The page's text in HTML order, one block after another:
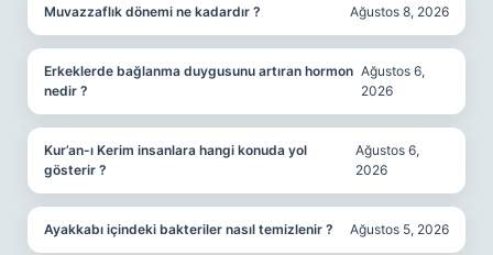
Muvazzaflık dönemi ne kadardır ? Ağustos 8, 2026
Erkeklerde bağlanma duygusunu artıran hormon
nedir ?
Ağustos 6,
2026
Kur’an-ı Kerim insanlara hangi konuda yol
gösterir ?
Ağustos 6,
2026
Ayakkabı içindeki bakteriler nasıl temizlenir ? Ağustos 5, 2026